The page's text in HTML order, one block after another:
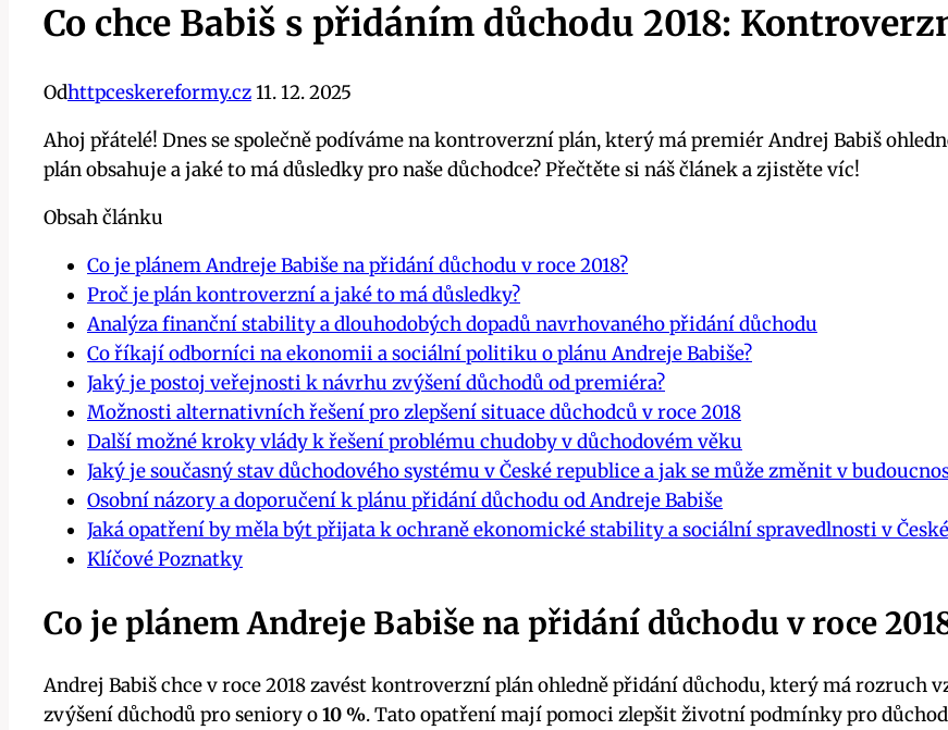
Co chce Babiš s přidáním důchodu 2018:
Odhttpceskereformy.cz11. 12. 2025
Ahoj přátelé! Dnes se společně podíváme na kontroverzní plán, který má premiér Andrej Babiš
plán obsahuje a jaké to má důsledky pro naše důchodce? Přečtěte si náš článek a zjistěte víc!
Obsah článku
Co je plánem Andreje Babiše na přidání důchodu v roce 2018?
Proč je plán kontroverzní a jaké to má důsledky?
Analýza finanční stability a dlouhodobých dopadů navrhovaného přidání důchodu
Co říkají odborníci na ekonomii a sociální politiku o plánu Andreje Babiše?
Jaký je postoj veřejnosti k návrhu zvýšení důchodů od premiéra?
Možnosti alternativních řešení pro zlepšení situace důchodců v roce 2018
Další možné kroky vlády k řešení problému chudoby v důchodovém věku
Jaký je současný stav důchodového systému v České republice a jak se může změnit v
Osobní názory a doporučení k plánu přidání důchodu od Andreje Babiše
Jaká opatření by měla být přijata k ochraně ekonomické stability a sociální spravedlnosti v
Klíčové Poznatky
Co je plánem Andreje Babiše na přidání důchodu v roce
Andrej Babiš chce v roce 2018 zavést kontroverzní plán ohledně přidání důchodu, který má rozruch
zvýšení důchodů pro seniory o10 %. Tato opatření mají pomoci zlepšit životní podmínky pro